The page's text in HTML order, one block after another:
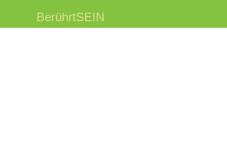
BerührtSEIN